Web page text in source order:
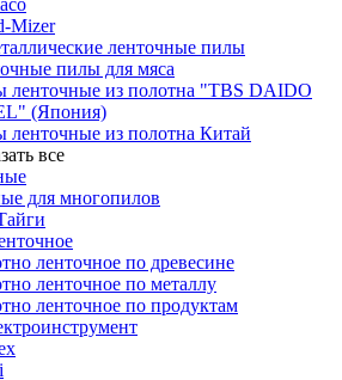
Mizer
ленточные пилы
пилы для мяса
ленточные из полотна "TBS DAIDO
(Япония)
ленточные из полотна Китай
все
для многопилов
ленточное по древесине
ленточное по металлу
ленточное по продуктам